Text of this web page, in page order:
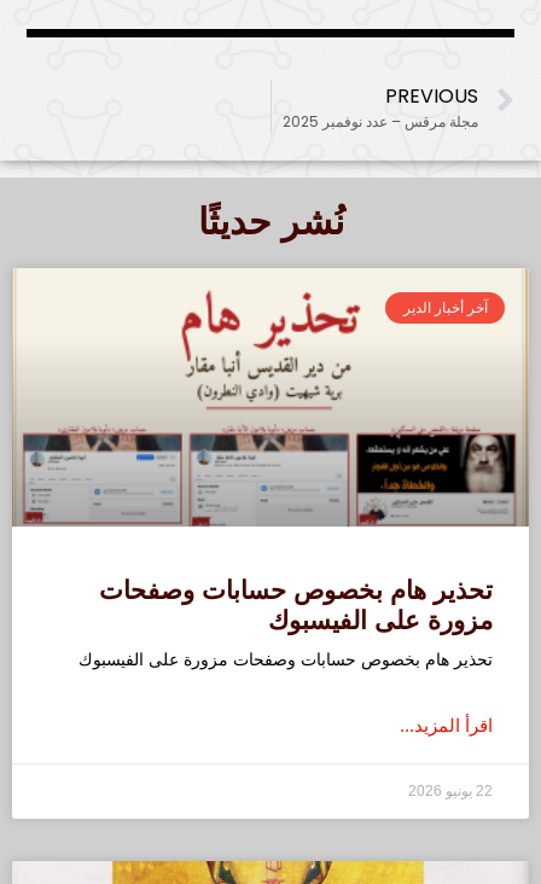
PREVIOUS
مجلة مرقس – عدد نوفمبر 2025
نُشر حديثًا
آخر أخبار الدير
تحذير هام بخصوص حسابات وصفحات
مزورة على الفيسبوك
تحذير هام بخصوص حسابات وصفحات مزورة على الفيسبوك
اقرأ المزيد...
22 يونيو 2026